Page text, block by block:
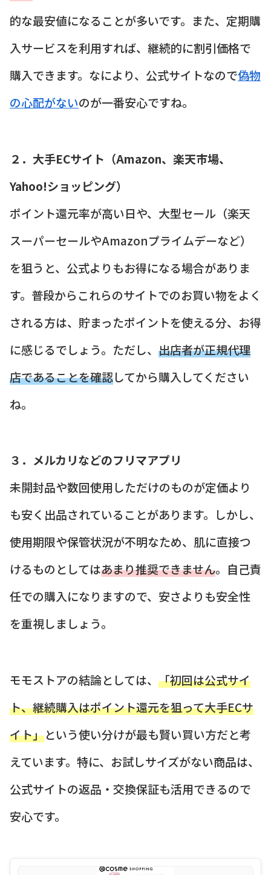
的な最安値になることが多いです。また、定期購
入サービスを利用すれば、継続的に割引価格で
購入できます。なにより、公式サイトなので偽物
の心配がないのが一番安心ですね。
２．大手ECサイト（Amazon、楽天市場、
Yahoo!ショッピング）
ポイント還元率が高い日や、大型セール（楽天
スーパーセールやAmazonプライムデーなど）
を狙うと、公式よりもお得になる場合がありま
す。普段からこれらのサイトでのお買い物をよく
される方は、貯まったポイントを使える分、お得
に感じるでしょう。ただし、 出店者が正規代理
店であることを確認してから購入してください
ね。
３．メルカリなどのフリマアプリ
未開封品や数回使用しただけのものが定価より
も安く出品されていることがあります。しかし、
使用期限や保管状況が不明なため、肌に直接つ
けるものとしてはあまり推奨できません。自己責
任での購入になりますので、安さよりも安全性
を重視しましょう。
モモストアの結論としては、 「初回は公式サイ
ト、継続購入はポイント還元を狙って大手ECサ
イト」という使い分けが最も賢い買い方だと考
えています。特に、お試しサイズがない商品は、
公式サイトの返品・交換保証も活用できるので
安心です。